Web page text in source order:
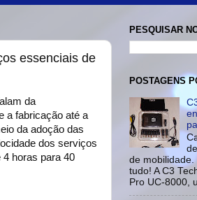
essenciais de
da
a fabricação até a
da adoção das
dos serviços
horas para 40
PESQUISAR
POSTAGENS
de
tudo! A C3
Pro UC-8000,